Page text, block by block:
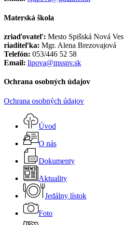
Materská škola
zriaďovateľ: Mesto Spišská Nová Ves
riaditeľka: Mgr. Alena Brezovajová
Telefón: 053/446 52 58
Email: lipova@mssnv.sk
Ochrana osobných údajov
Ochrana osobných údajov
Menu
Úvod
O nás
Dokumenty
Aktuality
Jedálny lístok
Foto